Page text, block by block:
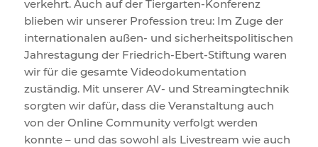
verkehrt. Auch auf der Tiergarten-Konferenz
blieben wir unserer Profession treu: Im Zuge der
internationalen außen- und sicherheitspolitischen
Jahrestagung der Friedrich-Ebert-Stiftung waren
wir für die gesamte Videodokumentation
zuständig. Mit unserer AV- und Streamingtechnik
sorgten wir dafür, dass die Veranstaltung auch
von der Online Community verfolgt werden
konnte – und das sowohl als Livestream wie auch